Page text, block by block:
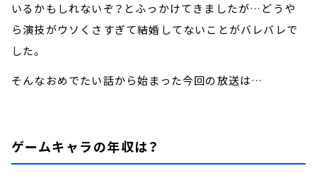
いるかもしれないぞ？とふっかけてきましたが…どうや
ら演技がウソくさすぎて結婚してないことがバレバレで
した。
そんなおめでたい話から始まった今回の放送は…
ゲームキャラの年収は？